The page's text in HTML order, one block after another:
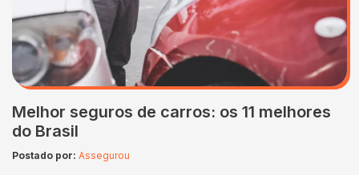
Melhor seguros de carros: os 11 melhores
do Brasil
Postado por: Assegurou